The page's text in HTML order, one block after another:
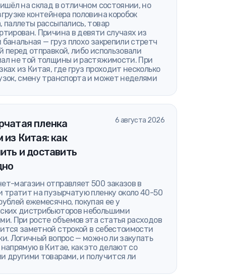
на склад в отличном состоянии, но
контейнера половина коробок
паллеты рассыпались, товар
Причина в девяти случаях из
— груз плохо закрепили стретч
перед отправкой, либо использовали
не той толщины и растяжимости. При
из Китая, где груз проходит несколько
смену транспорта и может неделями
пленка
из Китая: как
и доставить
6 августа 2026
магазин отправляет 500 заказов в
тратит на пузырчатую пленку около 40-50
ежемесячно, покупая ее у
дистрибьюторов небольшими
При росте объемов эта статья расходов
заметной строкой в себестоимости
Логичный вопрос — можно ли закупать
напрямую в Китае, как это делают со
другими товарами, и получится ли